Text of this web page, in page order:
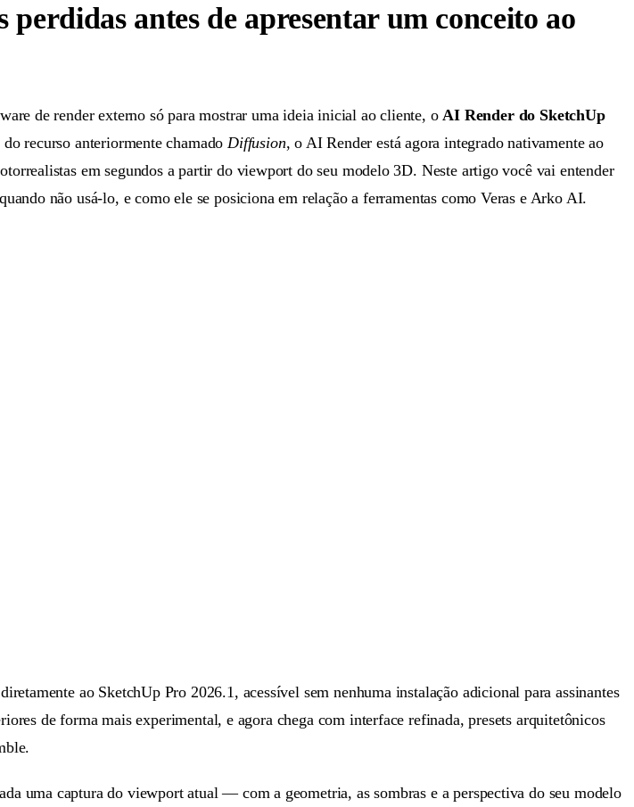
antes de apresentar um conceito ao
de render externo só para mostrar uma ideia inicial ao cliente, oAI Render do SketchUp
recurso anteriormente chamadoDiffusion, o AI Render está agora integrado nativamente ao
em segundos a partir do viewport do seu modelo 3D. Neste artigo você vai entender
não usá-lo, e como ele se posiciona em relação a ferramentas como Veras e Arko AI.
ao SketchUp Pro 2026.1, acessível sem nenhuma instalação adicional para assinantes
de forma mais experimental, e agora chega com interface refinada, presets arquitetônicos
uma captura do viewport atual — com a geometria, as sombras e a perspectiva do seu modelo